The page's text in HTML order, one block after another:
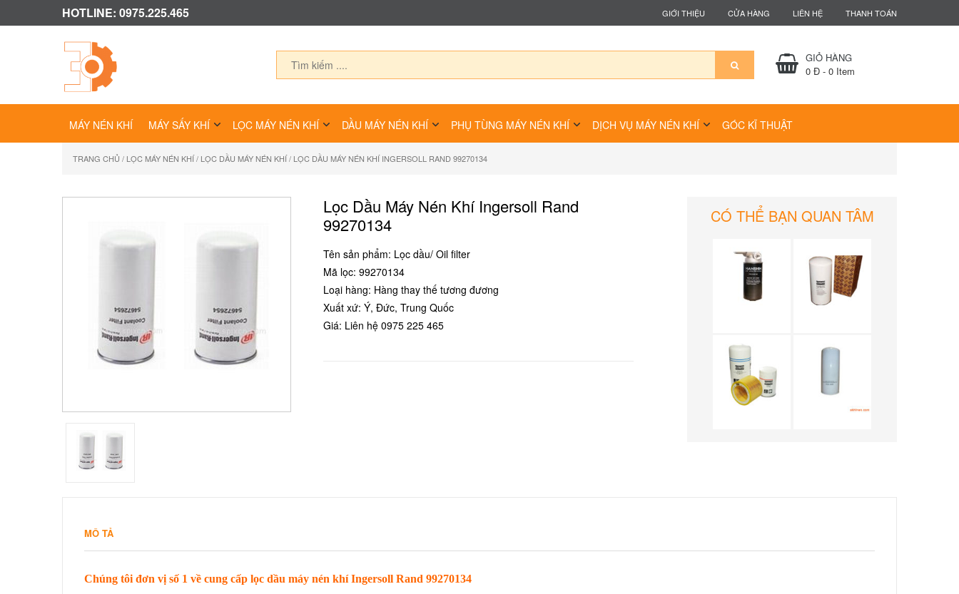
HOTLINE: 0975.225.465 GIỚI THIỆU CỬA HÀNG LIÊN HỆ THANH TOÁN
GIỎ HÀNG
0 Đ - 0 Item
MÁY NÉN KHÍ MÁY SẤY KHÍ LỌC MÁY NÉN KHÍ DẦU MÁY NÉN KHÍ PHỤ TÙNG MÁY NÉN KHÍ DỊCH VỤ MÁY NÉN KHÍ GÓC KĨ THUẬT
TRANG CHỦ / LỌC MÁY NÉN KHÍ/ LỌC DẦU MÁY NÉN KHÍ/ LỌC DẦU MÁY NÉN KHÍ INGERSOLL RAND 99270134
Lọc Dầu Máy Nén Khí Ingersoll Rand
99270134
Tên sản phẩm: Lọc dầu/ Oil filter
Mã lọc: 99270134
Loại hàng: Hàng thay thế tương đương
Xuất xứ: Ý, Đức, Trung Quốc
Giá: Liên hệ 0975 225 465
CÓ THỂ BẠN QUAN TÂM
MÔ TẢ
Chúng tôi đơn vị số 1 về cung cấp lọc dầu máy nén khí Ingersoll Rand 99270134